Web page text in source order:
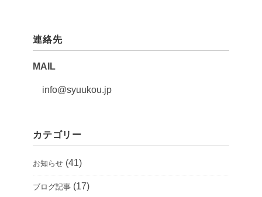
連絡先
MAIL
info@syuukou.jp
カテゴリー
お知らせ (41)
ブログ記事 (17)